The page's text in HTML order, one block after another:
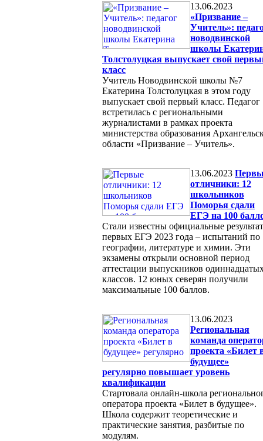
13.06.2023
«Призвание –
Учитель»:
новодвинской
школы
Толстолуцкая выпускает свой
класс
Учитель Новодвинской школы №7
Екатерина Толстолуцкая в этом году
выпускает свой первый класс. Педагог
встретилась с региональными
журналистами в рамках проекта
министерства образования
области «Призвание – Учитель».
13.06.2023
отличники: 12
школьников
Поморья сдали
ЕГЭ на 100
Стали известны официальные
первых ЕГЭ 2023 года – испытаний по
географии, литературе и химии. Эти
экзамены открыли основной период
аттестации выпускников
классов. 12 юных северян получили
максимальные 100 баллов.
13.06.2023
Региональная
команда
проекта «Билет
будущее»
регулярно повышает уровень
квалификации
Стартовала онлайн-школа
оператора проекта «Билет в будущее».
Школа содержит теоретические и
практические занятия, разбитые по
модулям.